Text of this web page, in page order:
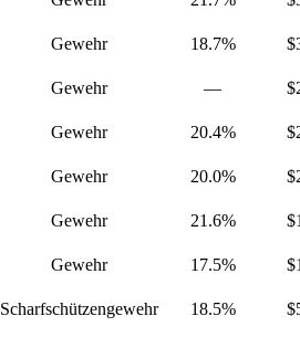
Gewehr 18.7%
Gewehr —
Gewehr 20.4%
Gewehr 20.0%
Gewehr 21.6%
Gewehr 17.5%
Scharfschützengewehr 18.5%